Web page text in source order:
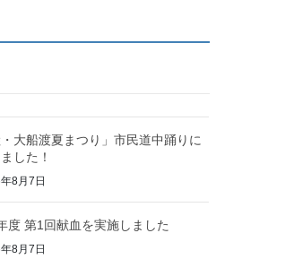
・大船渡夏まつり」市民道中踊りに
した！
8月7日
度 第1回献血を実施しました
8月7日